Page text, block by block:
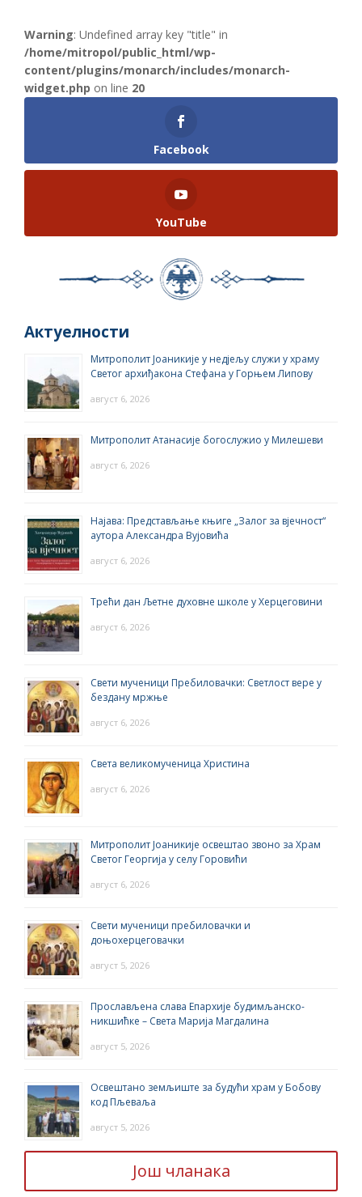
Warning: Undefined array key "title" in
/home/mitropol/public_html/wp-
content/plugins/monarch/includes/monarch-
widget.php on line 20
Facebook
YouTube
Актуелности
Митрополит Јоаникије у недјељу служи у храму
Светог архиђакона Стефана у Горњем Липову
август 6, 2026
Митрополит Атанасије богослужио у Милешеви
август 6, 2026
Најава: Представљање књиге „Залог за вјечност“
аутора Александра Вујовића
август 6, 2026
Трећи дан Љетне духовне школе у Херцеговини
август 6, 2026
Свети мученици Пребиловачки: Светлост вере у
бездану мржње
август 6, 2026
Света великомученица Христина
август 6, 2026
Митрополит Јоаникије освештао звоно за Храм
Светог Георгија у селу Горовићи
август 6, 2026
Свети мученици пребиловачки и
доњохерцеговачки
август 5, 2026
Прослављена слава Епархије будимљанско-
никшићке – Света Марија Магдалина
август 5, 2026
Освештано земљиште за будући храм у Бобову
код Пљеваља
август 5, 2026
Још чланака